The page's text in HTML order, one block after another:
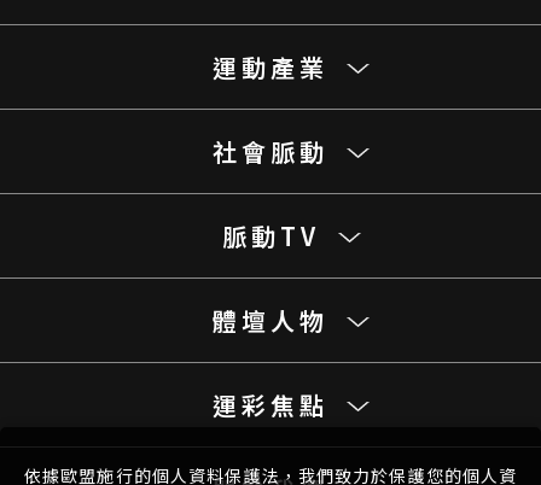
運動產業
社會脈動
脈動TV
體壇人物
運彩焦點
依據歐盟施行的個人資料保護法，我們致力於保護您的個人資